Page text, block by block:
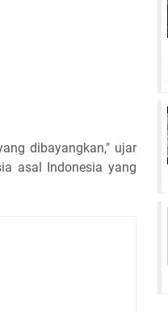
dibayangkan," ujar
asal Indonesia yang